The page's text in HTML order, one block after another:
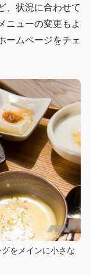
、状況に合わせて
ニューの変更もよ
ームページをチェ
をメインに小さな